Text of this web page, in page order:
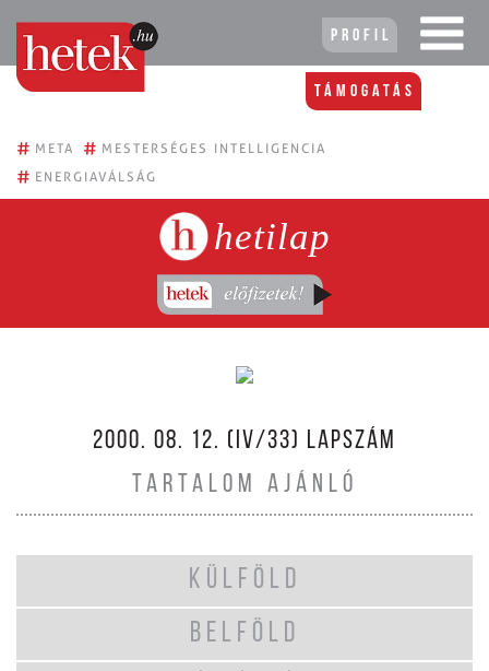
Profil
Támogatás
# META # MESTERSÉGES INTELLIGENCIA
# ENERGIAVÁLSÁG
hetilap
2000. 08. 12. (IV/33) LAPSZÁM
TARTALOM AJÁNLÓ
KÜLFÖLD
BELFÖLD